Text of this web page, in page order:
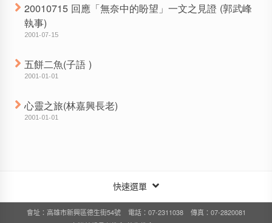
20010715 回應「無奈中的盼望」一文之見證 (郭武峰
執事)
2001-07-15
五餅二魚(子語 )
2001-01-01
心靈之旅(林嘉興長老)
2001-01-01
快速選單
會址：高雄市新興區德生街54號 電話：07-2311038 傳真：07-2820081